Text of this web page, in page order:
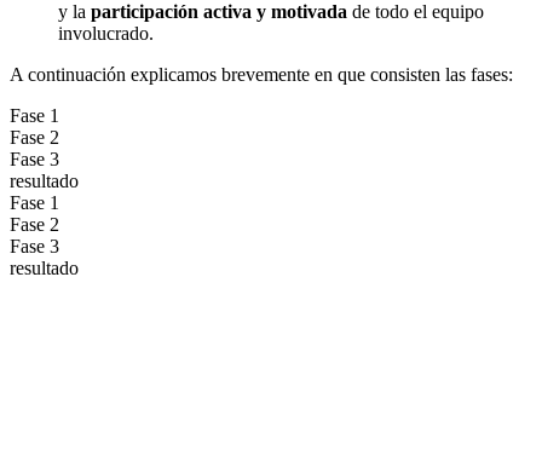
y la participación activa y motivada de todo el equipo
involucrado.
A continuación explicamos brevemente en que consisten las fases:
Fase 1
Fase 2
Fase 3
resultado
Fase 1
Fase 2
Fase 3
resultado